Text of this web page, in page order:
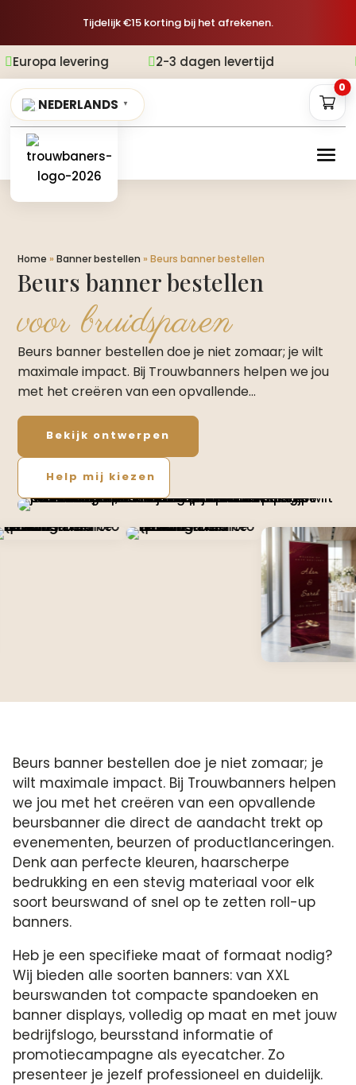
Tijdelijk €15 korting bij het afrekenen.
2-3 dagen levertijd Gratis
NEDERLANDS ▼
0
Home »Banner bestellen »Beurs banner bestellen
Beurs banner bestellen
voor bruidsparen
Beurs banner bestellen doe je niet zomaar; je wilt
maximale impact. Bij Trouwbanners helpen we jou
met het creëren van een opvallende…
Bekijk ontwerpen
Help mij kiezen
Beurs banner bestellen doe je niet zomaar; je
wilt maximale impact. Bij Trouwbanners helpen
we jou met het creëren van een opvallende
beursbanner die direct de aandacht trekt op
evenementen, beurzen of productlanceringen.
Denk aan perfecte kleuren, haarscherpe
bedrukking en een stevig materiaal voor elk
soort beurswand of snel op te zetten roll-up
banners.
Heb je een specifieke maat of formaat nodig?
Wij bieden alle soorten banners: van XXL
beurswanden tot compacte spandoeken en
banner displays, volledig op maat en met jouw
bedrijfslogo, beursstand informatie of
promotiecampagne als eyecatcher. Zo
presenteer je jezelf professioneel en duidelijk.